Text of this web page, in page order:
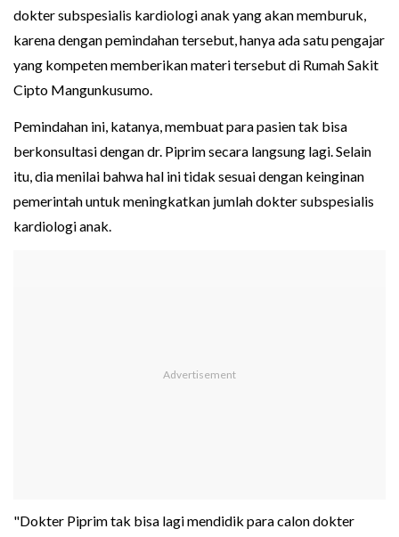
dokter subspesialis kardiologi anak yang akan memburuk,
karena dengan pemindahan tersebut, hanya ada satu pengajar
yang kompeten memberikan materi tersebut di Rumah Sakit
Cipto Mangunkusumo.
Pemindahan ini, katanya, membuat para pasien tak bisa
berkonsultasi dengan dr. Piprim secara langsung lagi. Selain
itu, dia menilai bahwa hal ini tidak sesuai dengan keinginan
pemerintah untuk meningkatkan jumlah dokter subspesialis
kardiologi anak.
"Dokter Piprim tak bisa lagi mendidik para calon dokter